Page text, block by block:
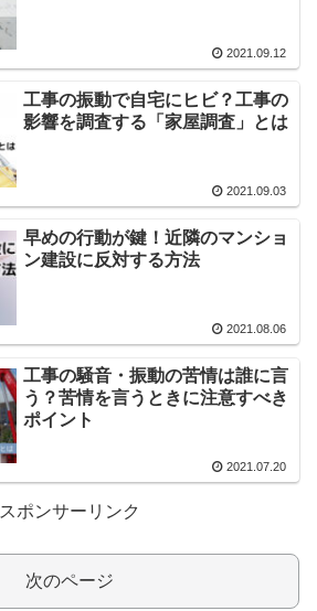
2021.09.12
工事の振動で自宅にヒビ？工事の
影響を調査する「家屋調査」とは
2021.09.03
早めの行動が鍵！近隣のマンショ
ン建設に反対する方法
2021.08.06
工事の騒音・振動の苦情は誰に言
う？苦情を言うときに注意すべき
ポイント
2021.07.20
スポンサーリンク
次のページ